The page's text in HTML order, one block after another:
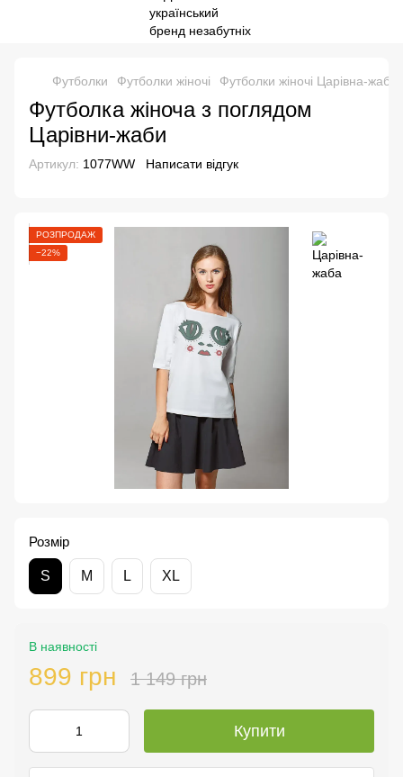
Футболки Футболки жіночі Футболки жіночі Царівна-жаба
Футболка жіноча з поглядом
Царівни-жаби
Артикул: 1077WW Написати відгук
РОЗПРОДАЖ
−22%
Розмір
S M L XL
В наявності
899 грн 1 149 грн
Купити